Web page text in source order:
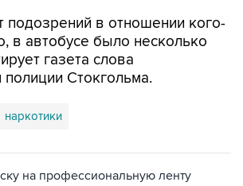
подозрений в отношении кого-
в автобусе было несколько
газета слова
полиции Стокгольма.
наркотики
на профессиональную ленту